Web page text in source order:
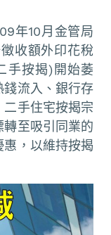
年10月金管局
收額外印花稅
手按揭)開始萎
流入、銀行存
手住宅按揭宗
至吸引同業的
，以維持按揭